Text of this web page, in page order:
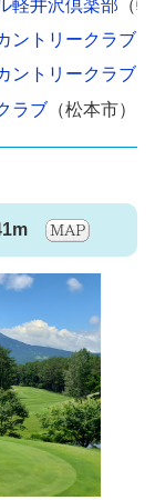
軽井沢倶楽部 （
ントリークラブ
ントリークラブ
ラブ （松本市）